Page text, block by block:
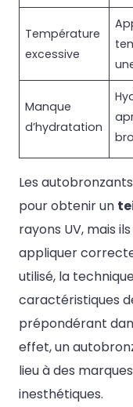
Température
excessive
Manque
d’hydratation
Les
pour obtenir un
rayons UV, mais
appliquer
utilisé, la
caractéristiques
prépondérant
effet, un
lieu à des
inesthétiques.